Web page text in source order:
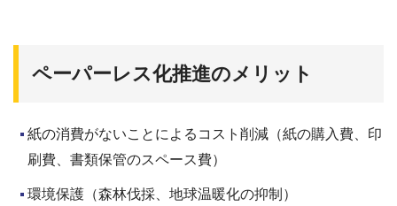
ペーパーレス化推進のメリット
紙の消費がないことによるコスト削減（紙の購入費、印
刷費、書類保管のスペース費）
環境保護（森林伐採、地球温暖化の抑制）